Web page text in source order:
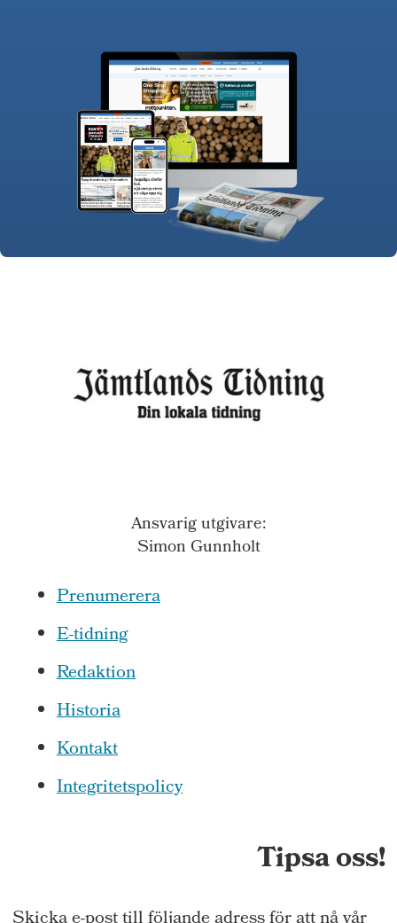
Ansvarig utgivare:
Simon Gunnholt
Prenumerera
E-tidning
Redaktion
Historia
Kontakt
Integritetspolicy
Tipsa oss!